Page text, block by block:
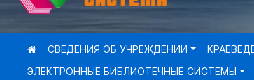
СВЕДЕНИЯ ОБ УЧРЕЖДЕНИИ
ЭЛЕКТРОННЫЕ БИБЛИОТЕЧНЫЕ СИСТЕМЫ